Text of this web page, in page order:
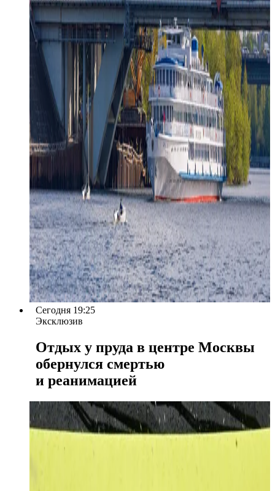
Сегодня 19:25
Эксклюзив
Отдых у пруда в центре Москвы
обернулся смертью
и реанимацией